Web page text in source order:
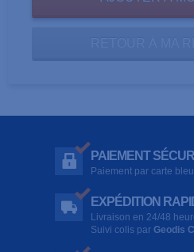
PAIEMENT
Paiement par carte
EXPÉDITION
Livraison en 24/48
Suivi colis par Geodis